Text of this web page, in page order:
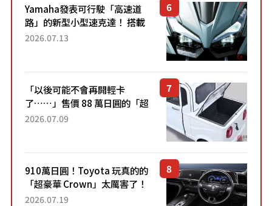
Yamaha發表可行駛「高速道
路」的新型小型速克達！ 搭載
能享受超強勁「渦輪感」的動
2026.07.13
「以後可能不會再開輕卡
了……」售價 88 萬日圓的「超
迷你輕型貨車」引發兩極評
了！...
2026.07.09
910萬日圓！Toyota 玩真的的
「超豪華 Crown」太厲害了！
採用由「匠人技藝」打造的
2026.07.19